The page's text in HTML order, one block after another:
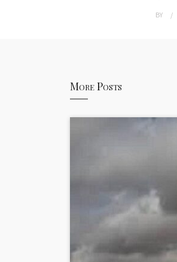
BY
More Posts